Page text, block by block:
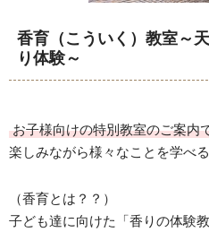
香育（こういく）教室～
り体験～
お子様向けの特別教室のご案内
楽しみながら様々なことを学べ
（香育とは？？）
子ども達に向けた「香りの体験